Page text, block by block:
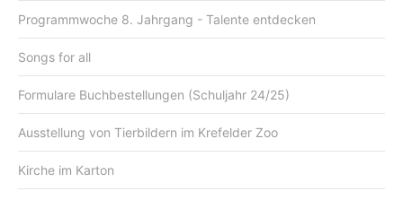
Programmwoche 8. Jahrgang - Talente entdecken
Songs for all
Formulare Buchbestellungen (Schuljahr 24/25)
Ausstellung von Tierbildern im Krefelder Zoo
Kirche im Karton